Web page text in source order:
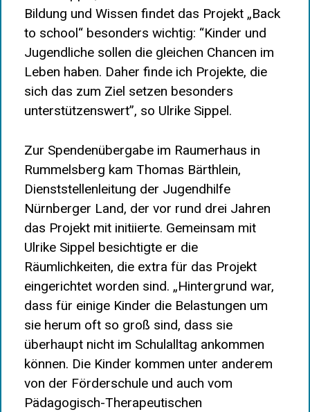
Bildung und Wissen findet das Projekt „Back
to school“ besonders wichtig: “Kinder und
Jugendliche sollen die gleichen Chancen im
Leben haben. Daher finde ich Projekte, die
sich das zum Ziel setzen besonders
unterstützenswert”, so Ulrike Sippel.
Zur Spendenübergabe im Raumerhaus in
Rummelsberg kam Thomas Bärthlein,
Dienststellenleitung der Jugendhilfe
Nürnberger Land, der vor rund drei Jahren
das Projekt mit initiierte. Gemeinsam mit
Ulrike Sippel besichtigte er die
Räumlichkeiten, die extra für das Projekt
eingerichtet worden sind. „Hintergrund war,
dass für einige Kinder die Belastungen um
sie herum oft so groß sind, dass sie
überhaupt nicht im Schulalltag ankommen
können. Die Kinder kommen unter anderem
von der Förderschule und auch vom
Pädagogisch-Therapeutischen